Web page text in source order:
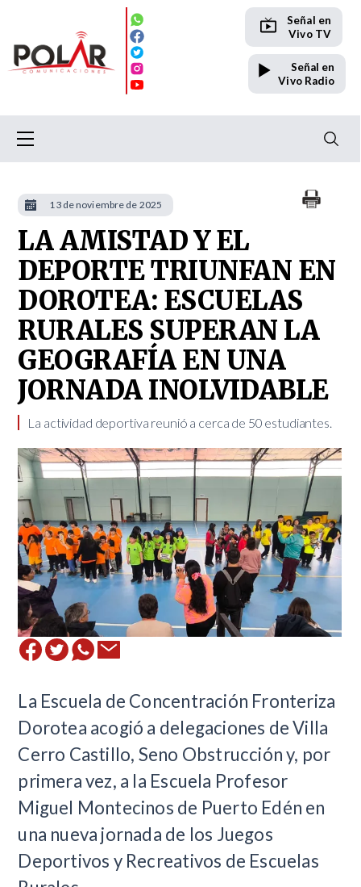
Señal en
Vivo TV
Señal en
Vivo Radio
LA AMISTAD Y EL
DEPORTE TRIUNFAN EN
DOROTEA: ESCUELAS
RURALES SUPERAN LA
GEOGRAFÍA EN UNA
JORNADA INOLVIDABLE
​La actividad deportiva reunió a cerca de 50 estudiantes.
​La Escuela de Concentración Fronteriza
Dorotea acogió a delegaciones de Villa
Cerro Castillo, Seno Obstrucción y, por
primera vez, a la Escuela Profesor
Miguel Montecinos de Puerto Edén en
una nueva jornada de los Juegos
Deportivos y Recreativos de Escuelas
13 de noviembre de 2025